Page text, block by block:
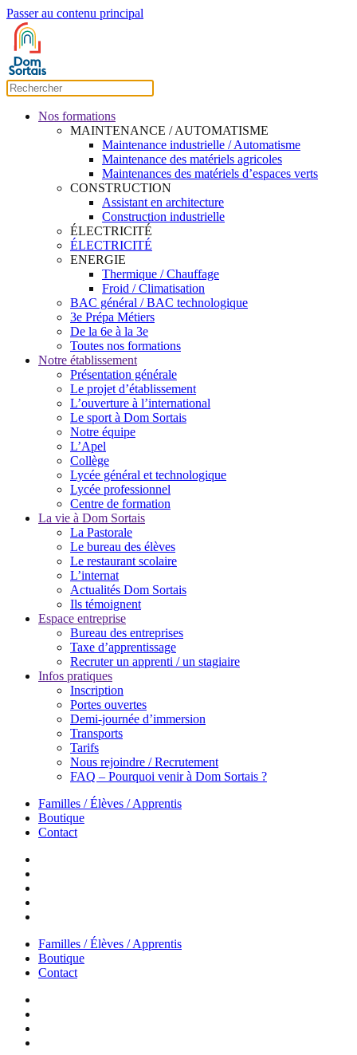
Passer au contenu principal
Nos formations
MAINTENANCE / AUTOMATISME
Maintenance industrielle / Automatisme
Maintenance des matériels agricoles
Maintenances des matériels d’espaces verts
CONSTRUCTION
Assistant en architecture
Construction industrielle
ÉLECTRICITÉ
ÉLECTRICITÉ
ENERGIE
Thermique / Chauffage
Froid / Climatisation
BAC général / BAC technologique
3e Prépa Métiers
De la 6e à la 3e
Toutes nos formations
Notre établissement
Présentation générale
Le projet d’établissement
L’ouverture à l’international
Le sport à Dom Sortais
Notre équipe
L’Apel
Collège
Lycée général et technologique
Lycée professionnel
Centre de formation
La vie à Dom Sortais
La Pastorale
Le bureau des élèves
Le restaurant scolaire
L’internat
Actualités Dom Sortais
Ils témoignent
Espace entreprise
Bureau des entreprises
Taxe d’apprentissage
Recruter un apprenti / un stagiaire
Infos pratiques
Inscription
Portes ouvertes
Demi-journée d’immersion
Transports
Tarifs
Nous rejoindre / Recrutement
FAQ – Pourquoi venir à Dom Sortais ?
Familles / Élèves / Apprentis
Boutique
Contact
Familles / Élèves / Apprentis
Boutique
Contact